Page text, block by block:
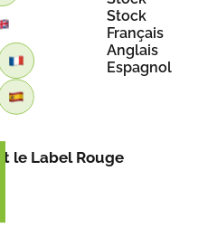
Stock
Français
Anglais
Espagnol
le Label Rouge